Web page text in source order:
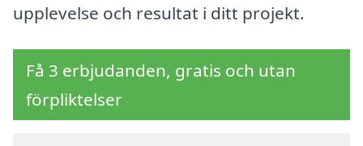
upplevelse och resultat i ditt projekt.
Få 3 erbjudanden, gratis och utan
förpliktelser